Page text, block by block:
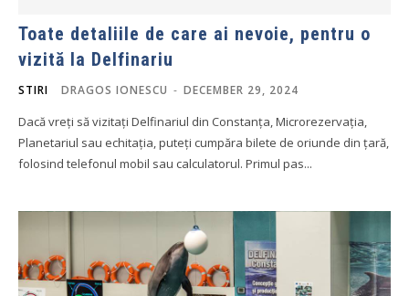
Toate detaliile de care ai nevoie, pentru o
vizită la Delfinariu
STIRI DRAGOS IONESCU - DECEMBER 29, 2024
Dacă vreți să vizitați Delfinariul din Constanța, Microrezervația,
Planetariul sau echitația, puteți cumpăra bilete de oriunde din țară,
folosind telefonul mobil sau calculatorul. Primul pas...